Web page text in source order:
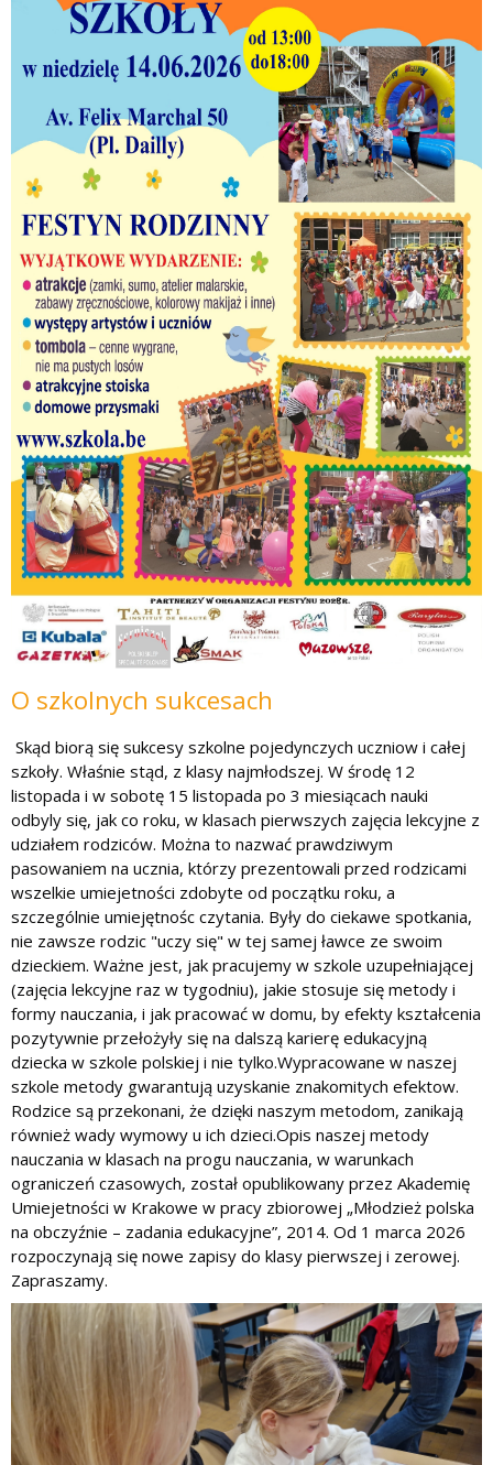
O szkolnych sukcesach
Skąd biorą się sukcesy szkolne pojedynczych uczniow i całej
szkoły. Właśnie stąd, z klasy najmłodszej. W środę 12
listopada i w sobotę 15 listopada po 3 miesiącach nauki
odbyly się, jak co roku, w klasach pierwszych zajęcia lekcyjne z
udziałem rodziców. Można to nazwać prawdziwym
pasowaniem na ucznia, którzy prezentowali przed rodzicami
wszelkie umiejetności zdobyte od początku roku, a
szczególnie umiejętnośc czytania. Były do ciekawe spotkania,
nie zawsze rodzic "uczy się" w tej samej ławce ze swoim
dzieckiem. Ważne jest, jak pracujemy w szkole uzupełniającej
(zajęcia lekcyjne raz w tygodniu), jakie stosuje się metody i
formy nauczania, i jak pracować w domu, by efekty kształcenia
pozytywnie przełożyły się na dalszą karierę edukacyjną
dziecka w szkole polskiej i nie tylko.Wypracowane w naszej
szkole metody gwarantują uzyskanie znakomitych efektow.
Rodzice są przekonani, że dzięki naszym metodom, zanikają
również wady wymowy u ich dzieci.Opis naszej metody
nauczania w klasach na progu nauczania, w warunkach
ograniczeń czasowych, został opublikowany przez Akademię
Umiejetności w Krakowe w pracy zbiorowej „Młodzież polska
na obczyźnie – zadania edukacyjne”, 2014. Od 1 marca 2026
rozpoczynają się nowe zapisy do klasy pierwszej i zerowej.
Zapraszamy.